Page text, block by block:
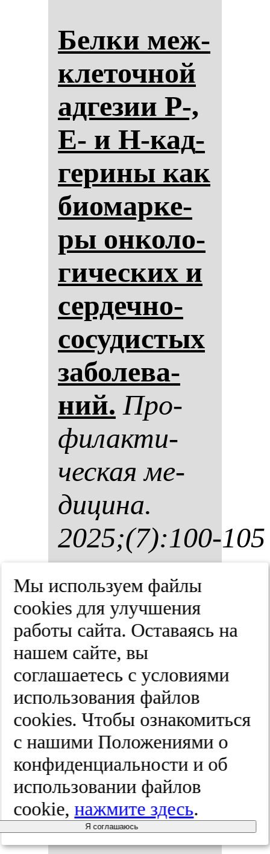
Бел­ки меж­
кле­точ­ной
ад­ге­зии P-,
E- и H-кад­
ге­ри­ны как
би­омар­ке­
ры он­ко­ло­
ги­чес­ких и
сер­деч­но-
со­су­дис­тых
за­бо­ле­ва­
ний. Про­
фи­лак­ти­
чес­кая ме­
ди­ци­на.
2025;(7):100-105
Осо­бен­нос­
ти ас­со­ци­
ации ише­
ми­чес­кой
бо­лез­ни
сер­дца с
ар­те­ри­аль­
ным дав­ле­
Мы используем файлы
cооkies для улучшения
работы сайта. Оставаясь на
нашем сайте, вы
соглашаетесь с условиями
использования файлов
cооkies. Чтобы ознакомиться
с нашими Положениями о
конфиденциальности и об
использовании файлов
cookie,нажмите здесь.
Я соглашаюсь